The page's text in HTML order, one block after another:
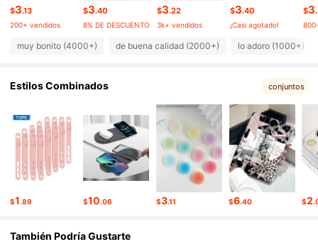
4.89 23K Seguidores
23K Seguidores
23K Seguidores
4.89 23K Seguidores
23K Seguidores
$3.13
200+ vendidos
$3.40
8% DE DESCUENTO
$3.22
3k+ vendidos
$3.40
¡Casi agotado!
$3
muy bonito (4000+) de buena calidad (2000+) lo adoro (1000+)
Estilos Combinados conjuntos
$1.89 $10.06 $3.11 $6.40 $2
También Podría Gustarte